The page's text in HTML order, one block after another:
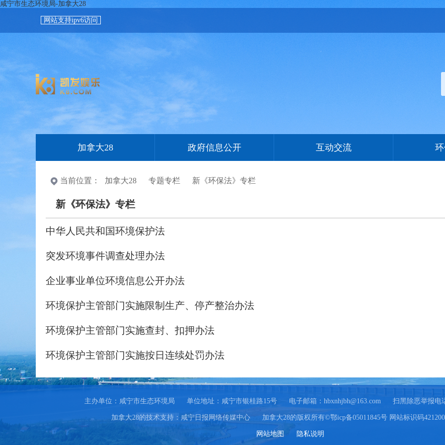
咸宁市生态环境局-加拿大28
网站支持ipv6访问
加拿大28 政府信息公开 互动交流
当前位置： 加拿大28 专题专栏 新《环保法》专栏
新《环保法》专栏
中华人民共和国环境保护法
突发环境事件调查处理办法
企业事业单位环境信息公开办法
环境保护主管部门实施限制生产、停产整治办法
环境保护主管部门实施查封、扣押办法
环境保护主管部门实施按日连续处罚办法
主办单位：咸宁市生态环境局 单位地址：咸宁市银桂路15号 电子邮箱： hbxnhjbh@163.com 扫黑除恶举报电
加拿大28的技术支持：咸宁日报网络传媒中心 加拿大28的版权所有©鄂icp备05011845号 网站标识码
网站地图 隐私说明